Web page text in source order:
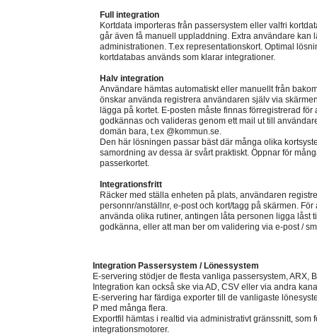
Full integration
Kortdata importeras från passersystem eller valfri
går även få manuell uppladdning. Extra användare kan
administrationen. T.ex representationskort. Optimal
kortdatabas används som klarar integrationer.
Halv integration
Användare hämtas automatiskt eller manuellt från
önskar använda registrera användaren själv via
lägga på kortet. E-posten måste finnas förregistrerad för
godkännas och valideras genom ett mail ut till
domän bara, t.ex @kommun.se.
Den här lösningen passar bäst där många olika
samordning av dessa är svårt praktiskt. Öppnar för
passerkortet.
Integrationsfritt
Räcker med ställa enheten på plats, användaren
personnr/anställnr, e-post och kort/tagg på skärmen.
använda olika rutiner, antingen låta personen ligga låst
godkänna, eller att man ber om validering via e-post /
Integration Passersystem / Lönessystem
E-servering stödjer de flesta vanliga passersystem, ARX,
Integration kan också ske via AD, CSV eller via andra
E-servering har färdiga exporter till de vanligaste
P med många flera.
Exportfil hämtas i realtid via administrativt gränssnitt, som
integrationsmotorer.